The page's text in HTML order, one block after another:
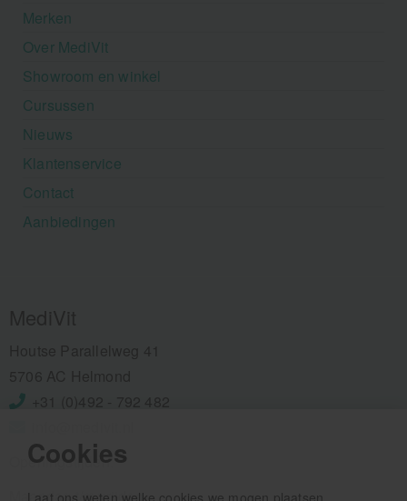
Cookies
Laat ons weten welke cookies we mogen plaatsen.
Merken
Over MediVit
Showroom en winkel
Cursussen
Nieuws
Klantenservice
Contact
Aanbiedingen
Openingstijden:
Maandag t/m vrijdag